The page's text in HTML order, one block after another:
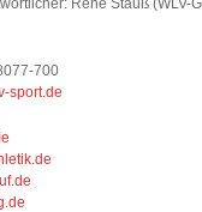
Rene Stauß (WLV-
700
sport.de